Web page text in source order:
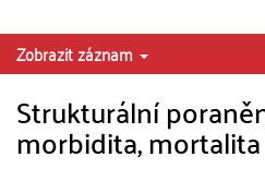
Zobrazit záznam
Strukturální
morbidita, mortalita